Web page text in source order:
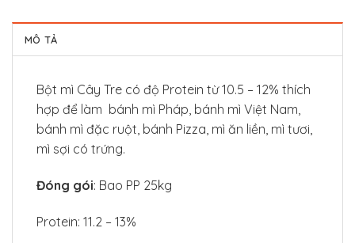
MÔ TẢ
Bột mì Cây Tre có độ Protein từ 10.5 – 12% thích
hợp để làm bánh mì Pháp, bánh mì Việt Nam,
bánh mì đặc ruột, bánh Pizza, mì ăn liền, mì tươi,
mì sợi có trứng.
Đóng gói: Bao PP 25kg
Protein: 11.2 – 13%